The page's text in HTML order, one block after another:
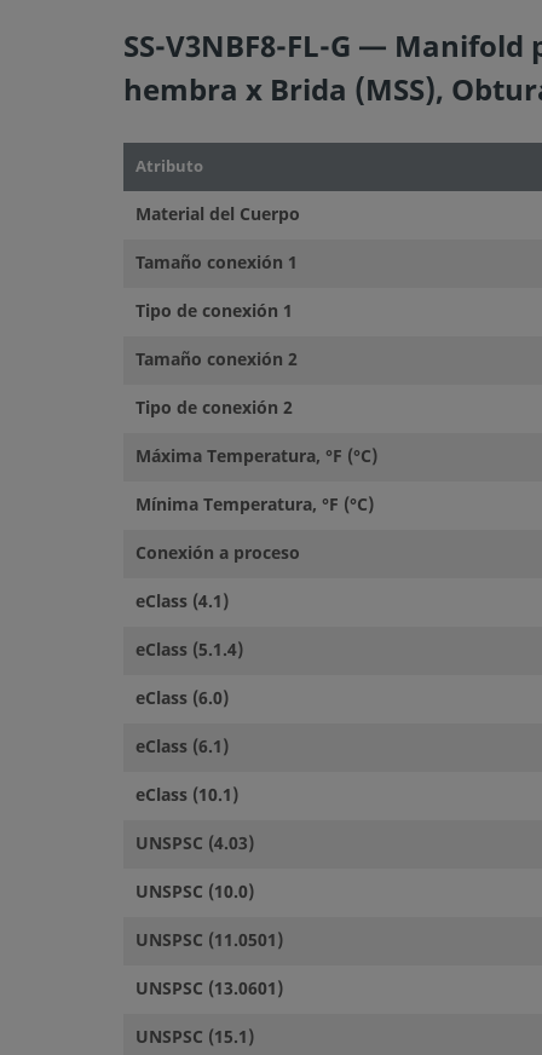
SS-V3NBF8-FL-G —
hembra x Brida (MSS),
Atributo
Material del Cuerpo
Tamaño conexión 1
Tipo de conexión 1
Tamaño conexión 2
Tipo de conexión 2
Máxima Temperatura, °F (°C)
Mínima Temperatura, °F (°C)
Conexión a proceso
eClass (4.1)
eClass (5.1.4)
eClass (6.0)
eClass (6.1)
eClass (10.1)
UNSPSC (4.03)
UNSPSC (10.0)
UNSPSC (11.0501)
UNSPSC (13.0601)
UNSPSC (15.1)